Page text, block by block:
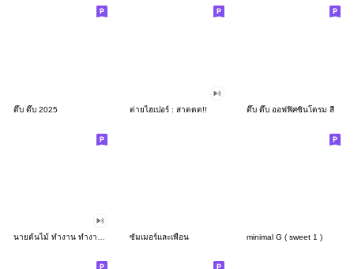
ดึ๊บ ดึ๊บ 2025 ต่ายไฮเปอร์ : สาดดด!! ดึ๊บ ดึ๊บ ออฟฟิศซินโดรม สี่
ซัมเมอร์และเพื่อน minimal G ( sweet 1 )